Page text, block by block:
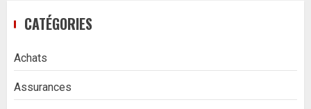
CATÉGORIES
Achats
Assurances